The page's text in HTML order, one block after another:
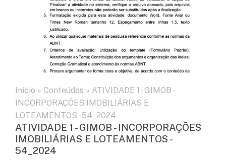
Início » Conteúdos » ATIVIDADE 1 - GIMOB -
INCORPORAÇÕES IMOBILIÁRIAS E
LOTEAMENTOS - 54_2024
ATIVIDADE 1 - GIMOB - INCORPORAÇÕES
IMOBILIÁRIAS E LOTEAMENTOS -
54_2024